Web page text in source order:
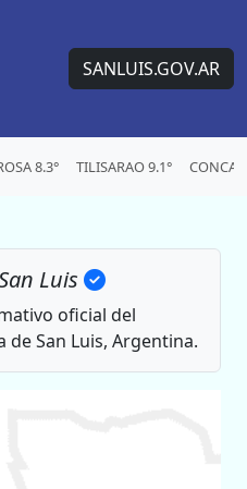
SANLUIS.GOV.AR
8.3° TILISARAO 9.1°
Luis
oficial del
de San Luis, Argentina.